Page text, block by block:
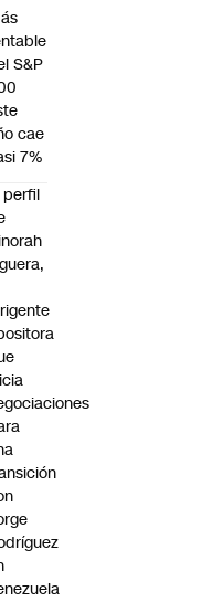
S&P
cae
7%
perfil